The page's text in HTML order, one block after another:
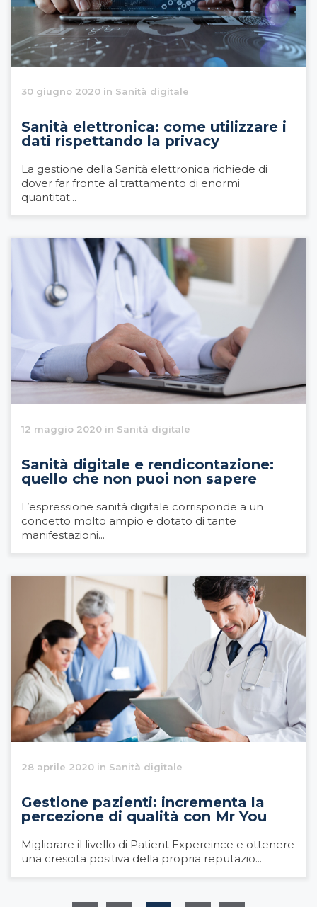
30 giugno 2020 in Sanità digitale
Sanità elettronica: come utilizzare i
dati rispettando la privacy
La gestione della Sanità elettronica richiede di
dover far fronte al trattamento di enormi
quantitat...
12 maggio 2020 in Sanità digitale
Sanità digitale e rendicontazione:
quello che non puoi non sapere
L’espressione sanità digitale corrisponde a un
concetto molto ampio e dotato di tante
manifestazioni...
28 aprile 2020 in Sanità digitale
Gestione pazienti: incrementa la
percezione di qualità con Mr You
Migliorare il livello di Patient Expereince e ottenere
una crescita positiva della propria reputazio...